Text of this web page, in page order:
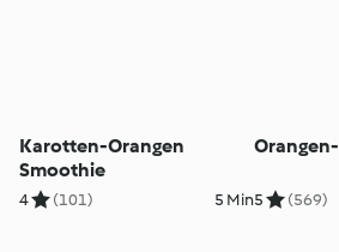
Karotten-Orangen
Smoothie
4 (101) 5 Min5 (569)